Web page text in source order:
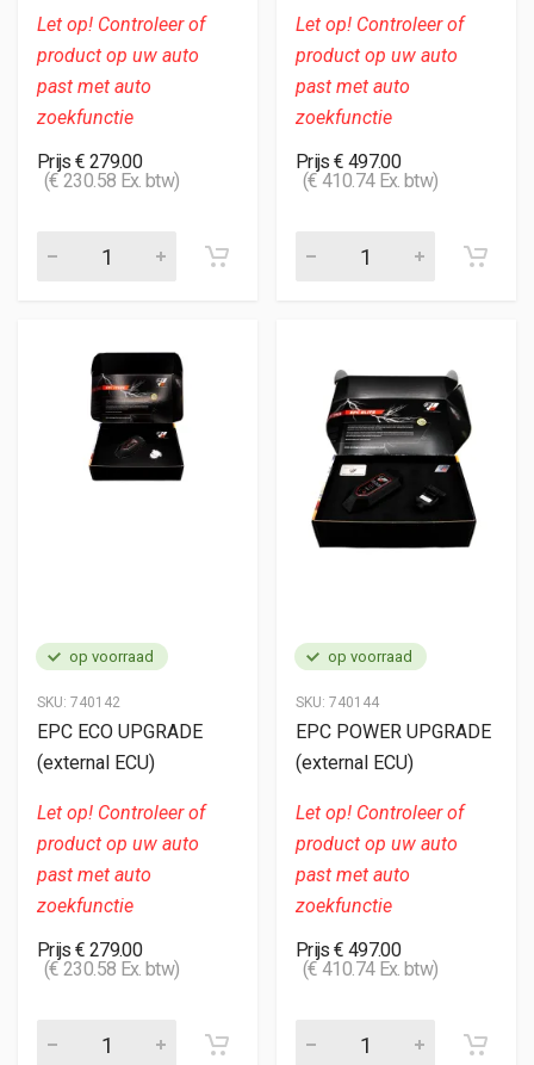
Let op! Controleer of
product op uw auto
past met auto
zoekfunctie
Prijs € 279.00
(€ 230.58 Ex. btw)
Let op! Controleer of
product op uw auto
past met auto
zoekfunctie
Prijs € 497.00
(€ 410.74 Ex. btw)
op voorraad
SKU: 740142
EPC ECO UPGRADE
(external ECU)
Let op! Controleer of
product op uw auto
past met auto
zoekfunctie
Prijs € 279.00
(€ 230.58 Ex. btw)
op voorraad
SKU: 740144
EPC POWER UPGRADE
(external ECU)
Let op! Controleer of
product op uw auto
past met auto
zoekfunctie
Prijs € 497.00
(€ 410.74 Ex. btw)